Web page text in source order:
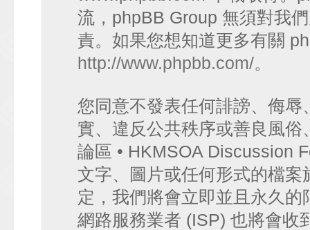
流，phpBB Group 無須對我
責。如果您想知道更多有關
http://www.phpbb.com/。
您同意不發表任何誹謗、侮
實、違反公共秩序或善良風
論區 • HKMSOA Discussion
文字、圖片或任何形式的檔
定，我們將會立即並且永久
網路服務業者 (ISP) 也將會收